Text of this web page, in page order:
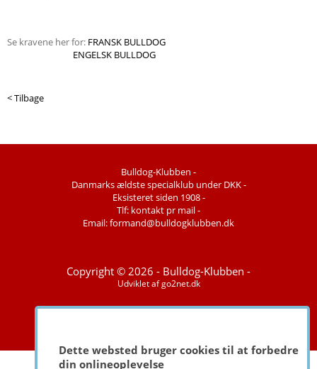
Dette websted bruger cookies til at forbedre
din onlineoplevelse
Se kravene her for: FRANSK BULLDOG
ENGELSK BULLDOG
< Tilbage
Bulldog-Klubben -
Danmarks ældste specialklub under DKK -
Eksisteret siden 1908 -
Tlf: kontakt pr mail -
Email: formand@bulldogklubben.dk
Copyright © 2026 - Bulldog-Klubben -
Udviklet afgo2net.dk